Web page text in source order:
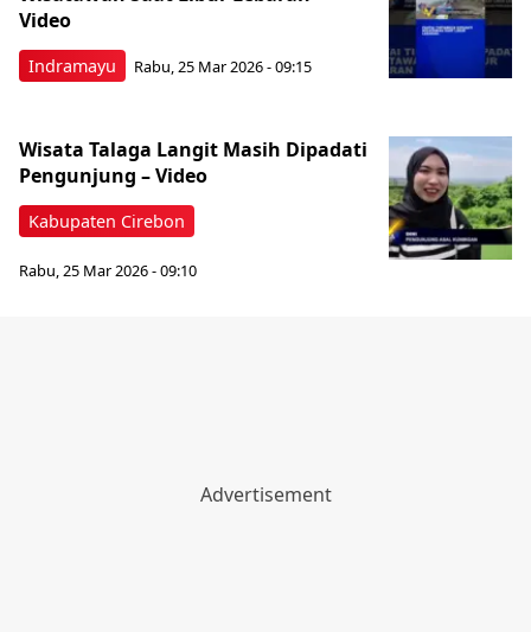
Indramayu
Video
Rabu, 25 Mar 2026 - 09:15
Kabupaten Cirebon
Wisata Talaga Langit Masih Dipadati
Pengunjung – Video
Rabu, 25 Mar 2026 - 09:10